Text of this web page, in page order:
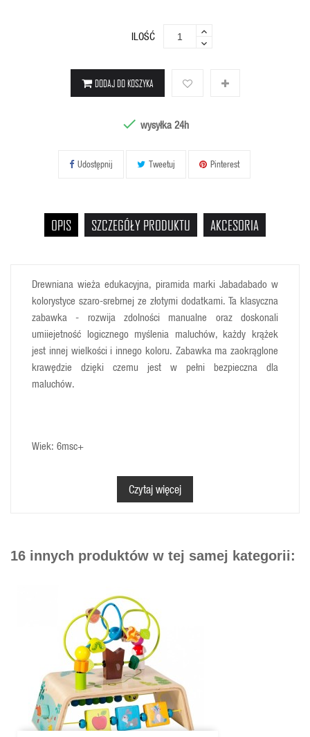
ILOŚĆ
DODAJ DO KOSZYKA
 wysyłka 24h
Udostępnij Tweetuj Pinterest
OPIS SZCZEGÓŁY PRODUKTU AKCESORIA
Drewniana wieża edukacyjna, piramida marki Jabadabado w
kolorystyce szaro-srebrnej ze złotymi dodatkami. Ta klasyczna
zabawka - rozwija zdolności manualne oraz doskonali
umiiejetność logicznego myślenia maluchów, każdy krążek
jest innej wielkości i innego koloru. Zabawka ma zaokrąglone
krawędzie dzięki czemu jest w pełni bezpieczna dla
maluchów.
Wiek: 6msc+
Czytaj więcej
16 innych produktów w tej samej kategorii: